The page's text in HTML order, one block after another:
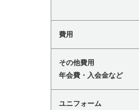
費用
その他費用
年会費・入会金など
ユニフォーム